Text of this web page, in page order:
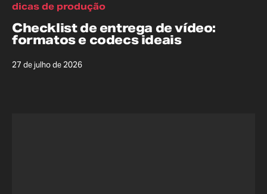
Checklist de entrega de vídeo:
formatos e codecs ideais
27 de julho de 2026
dicas de produção